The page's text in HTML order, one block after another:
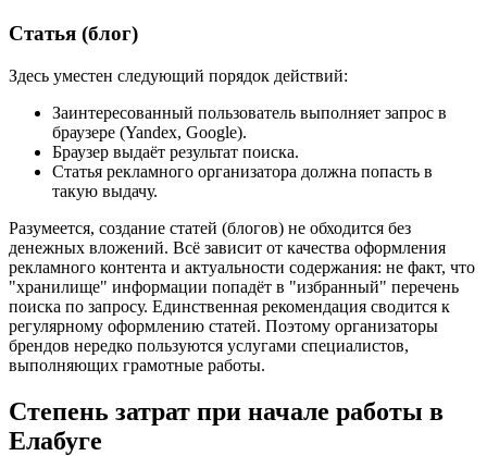
Статья (блог)
Здесь уместен следующий порядок действий:
Заинтересованный пользователь выполняет запрос в
браузере (Yandex, Google).
Браузер выдаёт результат поиска.
Статья рекламного организатора должна попасть в
такую выдачу.
Разумеется, создание статей (блогов) не обходится без
денежных вложений. Всё зависит от качества оформления
рекламного контента и актуальности содержания: не факт, что
"хранилище" информации попадёт в "избранный" перечень
поиска по запросу. Единственная рекомендация сводится к
регулярному оформлению статей. Поэтому организаторы
брендов нередко пользуются услугами специалистов,
выполняющих грамотные работы.
Степень затрат при начале работы в
Елабуге